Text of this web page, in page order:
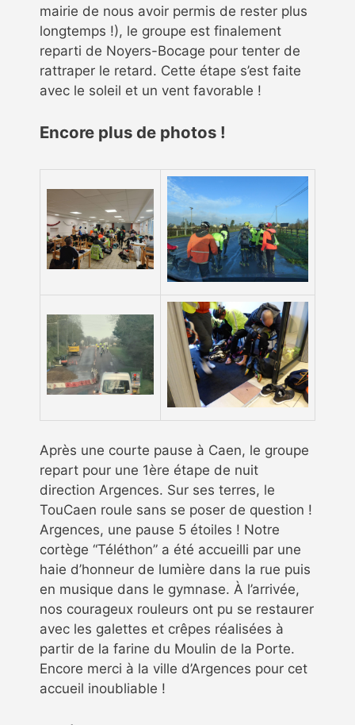
mairie de nous avoir permis de rester plus
longtemps !), le groupe est finalement
reparti de Noyers-Bocage pour tenter de
rattraper le retard. Cette étape s’est faite
avec le soleil et un vent favorable !
Encore plus de photos !
Après une courte pause à Caen, le groupe
repart pour une 1ère étape de nuit
direction Argences. Sur ses terres, le
TouCaen roule sans se poser de question !
Argences, une pause 5 étoiles ! Notre
cortège “Téléthon” a été accueilli par une
haie d’honneur de lumière dans la rue puis
en musique dans le gymnase. À l’arrivée,
nos courageux rouleurs ont pu se restaurer
avec les galettes et crêpes réalisées à
partir de la farine du Moulin de la Porte.
Encore merci à la ville d’Argences pour cet
accueil inoubliable !